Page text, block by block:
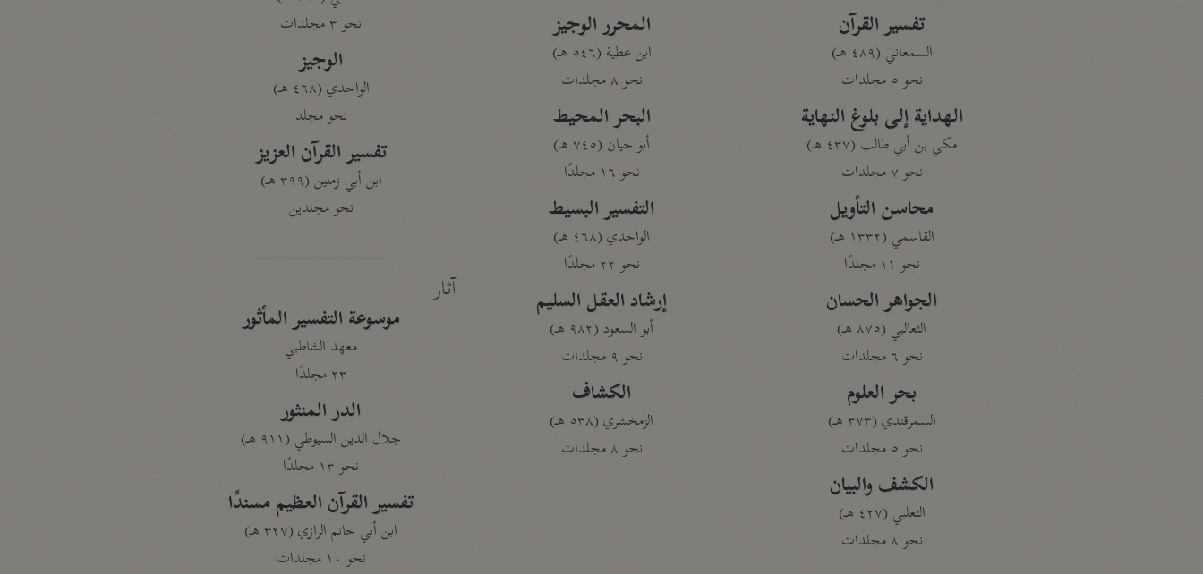
تفسير القرآن
السمعاني (٤٨٩ هـ)
نحو ٥ مجلدات
الهداية إلى بلوغ النهاية
مكي بن أبي طالب (٤٣٧ هـ)
نحو ٧ مجلدات
محاسن التأويل
القاسمي (١٣٣٢ هـ)
نحو ١١ مجلدًا
الجواهر الحسان
الثعالبي (٨٧٥ هـ)
نحو ٦ مجلدات
بحر العلوم
السمرقندي (٣٧٣ هـ)
نحو ٥ مجلدات
الكشف والبيان
الثعلبي (٤٢٧ هـ)
نحو ٨ مجلدات
المحرر الوجيز
ابن عطية (٥٤٦ هـ)
نحو ٨ مجلدات
البحر المحيط
أبو حيان (٧٤٥ هـ)
نحو ١٦ مجلدًا
التفسير البسيط
الواحدي (٤٦٨ هـ)
نحو ٢٢ مجلدًا
إرشاد العقل السليم
أبو السعود (٩٨٢ هـ)
نحو ٩ مجلدات
الكشاف
الزمخشري (٥٣٨ هـ)
نحو ٨ مجلدات
نحو ٣ مجلدات
الوجيز
الواحدي (٤٦٨ هـ)
نحو مجلد
تفسير القرآن العزيز
ابن أبي زمنين (٣٩٩ هـ)
نحو مجلدين
آثار
موسوعة التفسير المأثور
معهد الشاطبي
٢٣ مجلدًا
الدر المنثور
جلال الدين السيوطي (٩١١ هـ)
نحو ١٣ مجلدًا
تفسير القرآن العظيم مسندًا
ابن أبي حاتم الرازي (٣٢٧ هـ)
نحو ١٠ مجلدات